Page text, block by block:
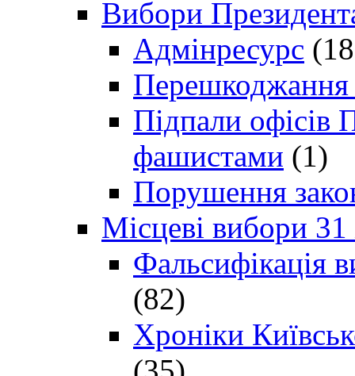
Вибори
Адмінресурс
Перешкоджання
Підпали офісів
фашистами (1)
Порушення
Місцеві вибори
Фальсифікація
(82)
Хроніки